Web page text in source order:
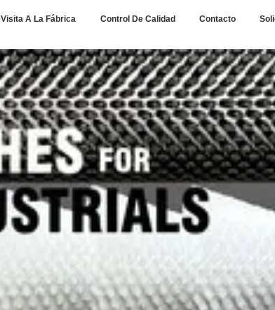
Visita A La Fábrica Control De Calidad Contacto